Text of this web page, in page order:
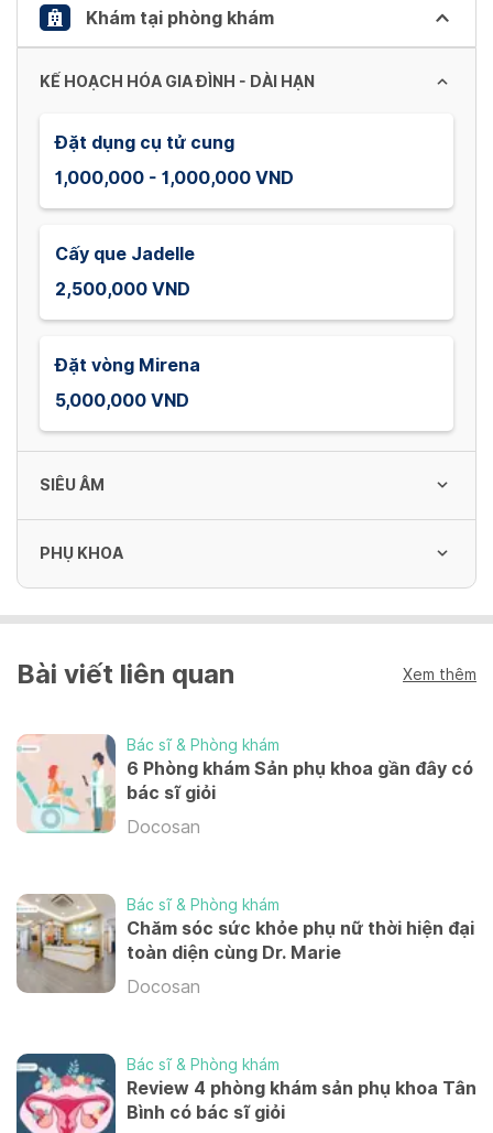
Khám tại phòng khám
KẾ HOẠCH HÓA GIA ĐÌNH - DÀI HẠN
Đặt dụng cụ tử cung
1,000,000 - 1,000,000 VND
Cấy que Jadelle
2,500,000 VND
Đặt vòng Mirena
5,000,000 VND
SIÊU ÂM
Siêu âm sản phụ khoa đường bụng / đường
âm đạo / siêu âm vú / tổng quát
250,000 VND
PHỤ KHOA
350,000 VND
Áp lạnh/ nhiệt CTC
3,000,000 - 3,000,000 VND
350,000 VND
Bài viết liên quan Xem thêm
Bác sĩ & Phòng khám
6 Phòng khám Sản phụ khoa gần đây có
bác sĩ giỏi
Docosan
Bác sĩ & Phòng khám
Chăm sóc sức khỏe phụ nữ thời hiện đại
toàn diện cùng Dr. Marie
Docosan
Bác sĩ & Phòng khám
Review 4 phòng khám sản phụ khoa Tân
Bình có bác sĩ giỏi